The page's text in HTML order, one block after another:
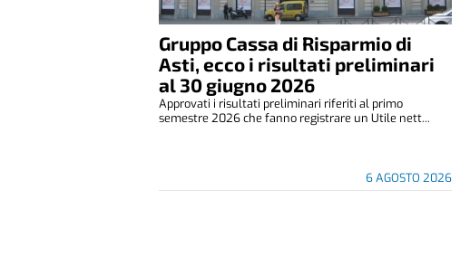
Gruppo Cassa di Risparmio di
Asti, ecco i risultati preliminari
al 30 giugno 2026
6 AGOSTO 2026
Approvati i risultati preliminari riferiti al primo
semestre 2026 che fanno registrare un Utile nett...